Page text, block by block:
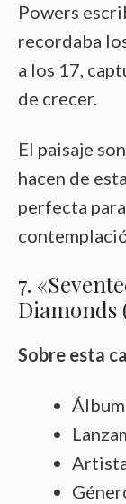
Powers
recordaba
a los 17,
de crecer.
El paisaje
hacen de
perfecta
7.
Diamonds
Sobre esta